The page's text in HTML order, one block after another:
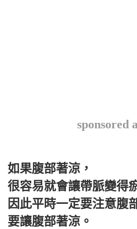
sponsored
如果腹部著涼，
很容易就會讓帶脈變得
因此平時一定要注意腹
要讓腹部著涼。